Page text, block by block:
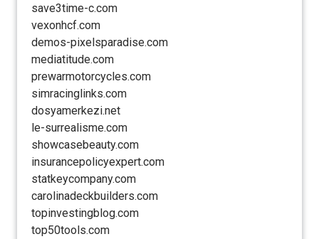
save3time-c.com
vexonhcf.com
demos-pixelsparadise.com
mediatitude.com
prewarmotorcycles.com
simracinglinks.com
dosyamerkezi.net
le-surrealisme.com
showcasebeauty.com
insurancepolicyexpert.com
statkeycompany.com
carolinadeckbuilders.com
topinvestingblog.com
top50tools.com